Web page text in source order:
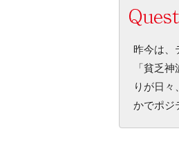
昨今は、
「貧乏
りが日
かでポジ